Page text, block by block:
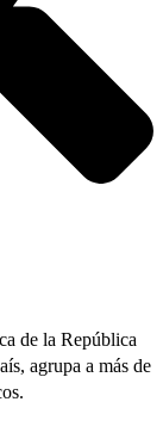
de la República
agrupa a más de